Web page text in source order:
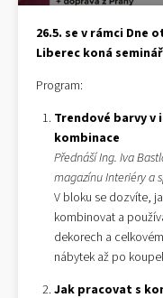
26.5. se v rámci Dne
Liberec koná seminář
Program:
Trendové barvy
kombinace
Přednáší Ing. Iva
magazínu Interiéry a
V bloku se dozvíte,
kombinovat a
dekorech a
nábytek až po
Jak pracovat s